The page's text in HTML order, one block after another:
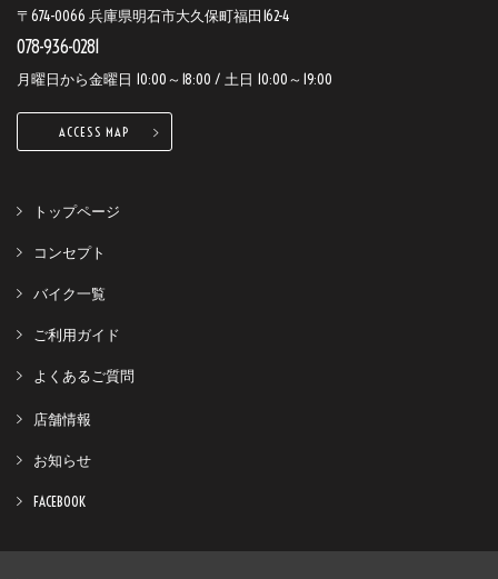
〒674-0066 兵庫県明石市大久保町福田162-4
078-936-0281
月曜日から金曜日 10:00～18:00 / 土日 10:00～19:00
ACCESS MAP
トップページ
コンセプト
バイク一覧
ご利用ガイド
よくあるご質問
店舗情報
お知らせ
FACEBOOK